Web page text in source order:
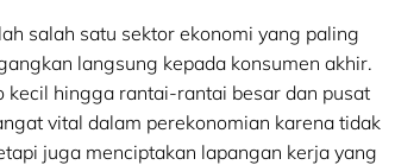
salah satu sektor ekonomi yang paling
langsung kepada konsumen akhir.
hingga rantai-rantai besar dan pusat
vital dalam perekonomian karena tidak
juga menciptakan lapangan kerja yang